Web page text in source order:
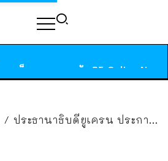
/ ประธานาธิบดียูเครน ประกาศปล่อยตัวนักโทษ เพื่อต่อสู้กับรัสเซีย – เป็นโอกาสที่จะชดใช้ความผิด